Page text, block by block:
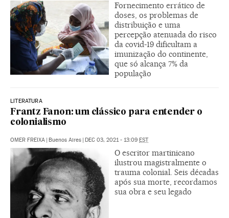
Fornecimento errático de
doses, os problemas de
distribuição e uma
percepção atenuada do risco
da covid-19 dificultam a
imunização do continente,
que só alcança 7% da
população
LITERATURA
Frantz Fanon: um clássico para entender o
colonialismo
OMER FREIXA Buenos Aires DEC 03, 2021 - 13:09 EST
O escritor martinicano
ilustrou magistralmente o
trauma colonial. Seis décadas
após sua morte, recordamos
sua obra e seu legado